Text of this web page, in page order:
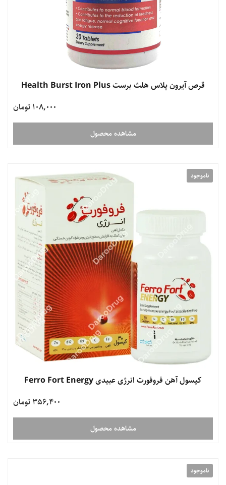
قرص آیرون پلاس هلث برست Health Burst Iron Plus
108,000 تومان
مشاهده محصول
ناموجود
کپسول آهن فروفورت انرژی عبیدی Ferro Fort Energy
356,400 تومان
مشاهده محصول
ناموجود